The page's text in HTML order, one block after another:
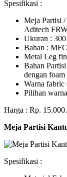
Spesifikasi :
Meja Partisi
Aditech
Ukuran :
Bahan :
Metal Leg
Bahan
dengan
Warna fabric
Pilihan
Harga : Rp.
Meja Partisi
Spesifikasi :